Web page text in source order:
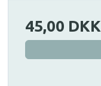
45,00 DKK